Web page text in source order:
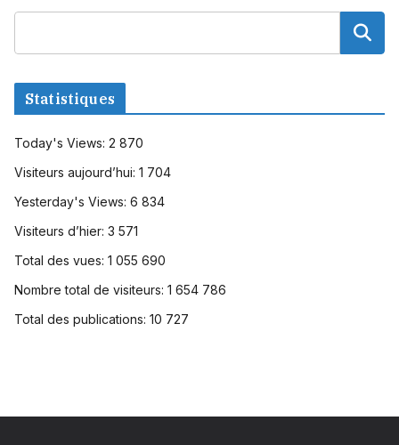
Statistiques
Today's Views: 2 870
Visiteurs aujourd’hui: 1 704
Yesterday's Views: 6 834
Visiteurs d’hier: 3 571
Total des vues: 1 055 690
Nombre total de visiteurs: 1 654 786
Total des publications: 10 727